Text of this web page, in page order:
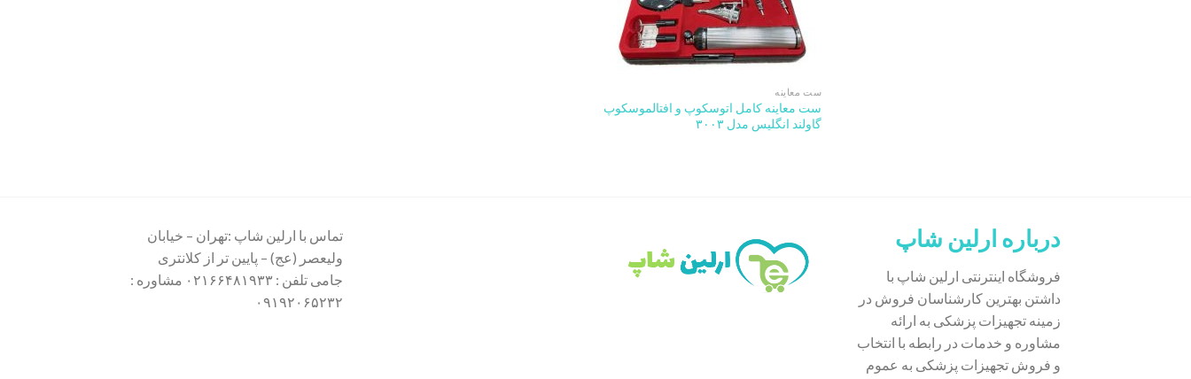
ست معاینه
ست معاینه کامل اتوسکوپ و افتالموسکوپ
گاولند انگلیس مدل ۳۰۰۳
درباره ارلین شاپ
فروشگاه اینترنتی ارلین شاپ با
داشتن بهترین کارشناسان فروش در
زمینه تجهیزات پزشکی به ارائه
مشاوره و خدمات در رابطه با انتخاب
و فروش تجهیزات پزشکی به عموم
تماس با ارلین شاپ :تهران – خیابان
ولیعصر (عج) – پایین تر از کلانتری
جامی تلفن : ۰۲۱۶۶۴۸۱۹۳۳ مشاوره :
۰۹۱۹۲۰۶۵۲۳۲